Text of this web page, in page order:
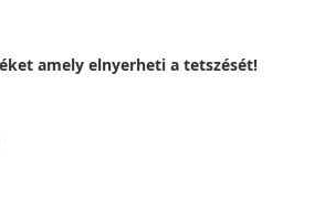
amely elnyerheti a tetszését!